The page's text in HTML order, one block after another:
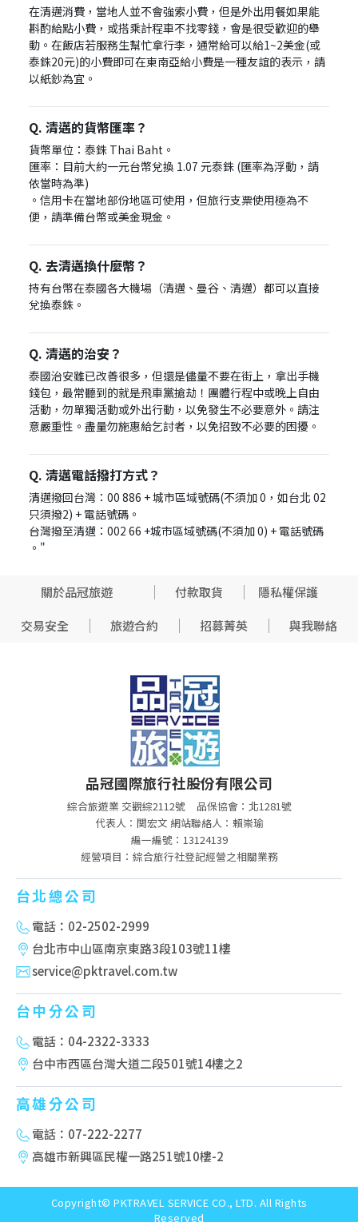
在清邁消費，當地人並不會強索小費，但是外出用餐如果能
斟酌給點小費，或搭乘計程車不找零錢，會是很受歡迎的舉
動。在飯店若服務生幫忙拿行李，通常給可以給1~2美金(或
泰銖20元)的小費即可在東南亞給小費是一種友誼的表示，請
以紙鈔為宜。
Q. 清邁的貨幣匯率？
貨幣單位：泰銖 Thai Baht。
匯率：目前大約一元台幣兌換 1.07 元泰銖 (匯率為浮動，請
依當時為準)
。信用卡在當地部份地區可使用，但旅行支票使用極為不
便，請準備台幣或美金現金。
Q. 去清邁換什麼幣？
持有台幣在泰國各大機場（清邁、曼谷、清邁）都可以直接
兌換泰銖。
Q. 清邁的治安？
泰國治安雖已改善很多，但還是儘量不要在街上，拿出手機
錢包，最常聽到的就是飛車黨搶劫！團體行程中或晚上自由
活動，勿單獨活動或外出行動，以免發生不必要意外。請注
意嚴重性。盡量勿施惠給乞討者，以免招致不必要的困擾。
Q. 清邁電話撥打方式？
清邁撥回台灣：00 886 + 城市區域號碼(不須加 0，如台北 02
只須撥2) + 電話號碼。
台灣撥至清邁：002 66 +城市區域號碼(不須加 0) + 電話號碼
。"
關於品冠旅遊 付款取貨
隱私權保護
交易安全
旅遊合約 招募菁英 與我聯絡
品冠國際旅行社股份有限公司
綜合旅遊業 交觀綜2112號
品保協會：北1281號
代表人：関宏文 網站聯絡人：賴崇瑜
編一編號：13124139
經營項目：綜合旅行社登記經營之相關業務
台北總公司
電話：02-2502-2999
台北市中山區南京東路3段103號11樓
service@pktravel.com.tw
台中分公司
電話：04-2322-3333
台中市西區台灣大道二段501號14樓之2
高雄分公司
電話：07-222-2277
高雄市新興區民權一路251號10樓-2
Copyright© PKTRAVEL SERVICE CO., LTD. All Rights
Reserved